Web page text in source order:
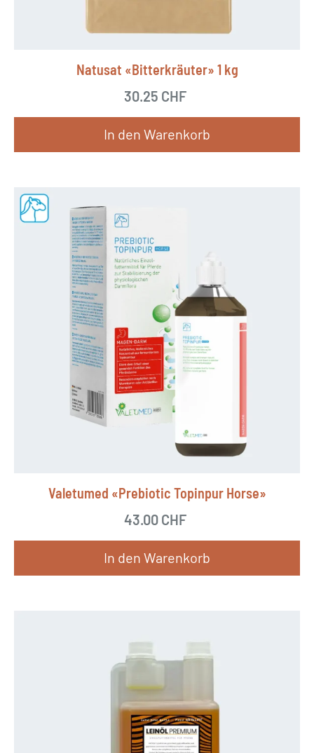
Natusat «Bitterkräuter» 1 kg
30.25 CHF
In den Warenkorb
Valetumed «Prebiotic Topinpur Horse»
43.00 CHF
In den Warenkorb